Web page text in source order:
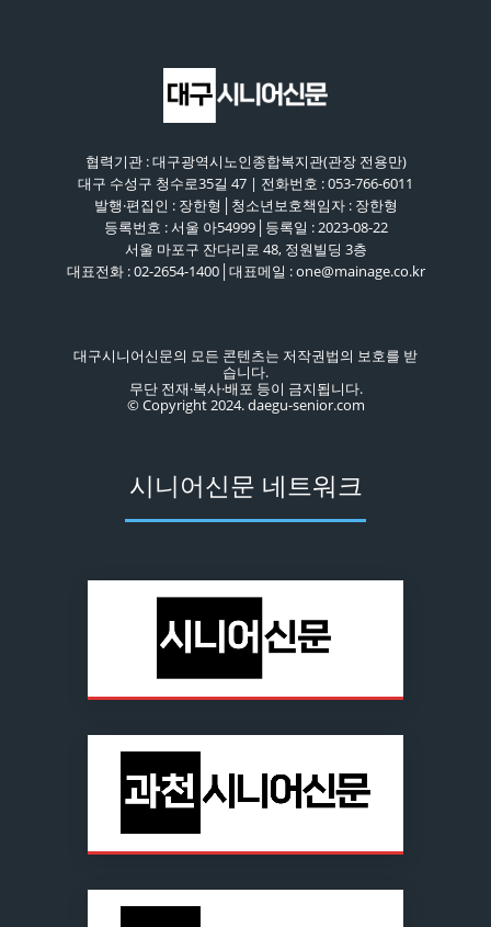
협력기관 : 대구광역시노인종합복지관(관장 전용만)
대구 수성구 청수로35길 47 | 전화번호 : 053-766-6011
발행·편집인 : 장한형│청소년보호책임자 : 장한형
등록번호 : 서울 아54999│등록일 : 2023-08-22
서울 마포구 잔다리로 48, 정원빌딩 3층
대표전화 : 02-2654-1400│대표메일 : one@mainage.co.kr
대구시니어신문의 모든 콘텐츠는 저작권법의 보호를 받
습니다.
무단 전재·복사·배포 등이 금지됩니다.
© Copyright 2024. daegu-senior.com
시니어신문 네트워크